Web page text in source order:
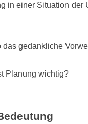
in einer Situation der
das gedankliche
Planung wichtig?